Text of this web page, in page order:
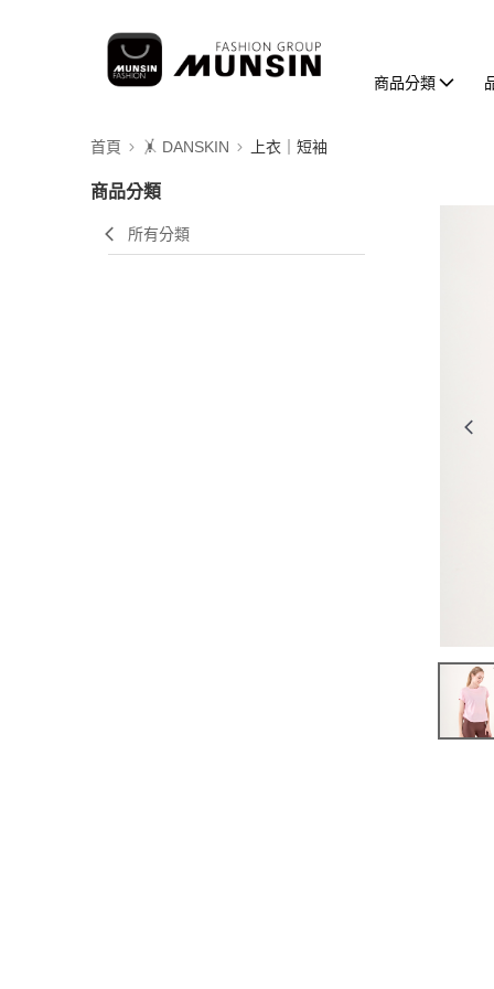
商品分類
首頁 🤸 DANSKIN 上衣｜短袖
商品分類
所有分類